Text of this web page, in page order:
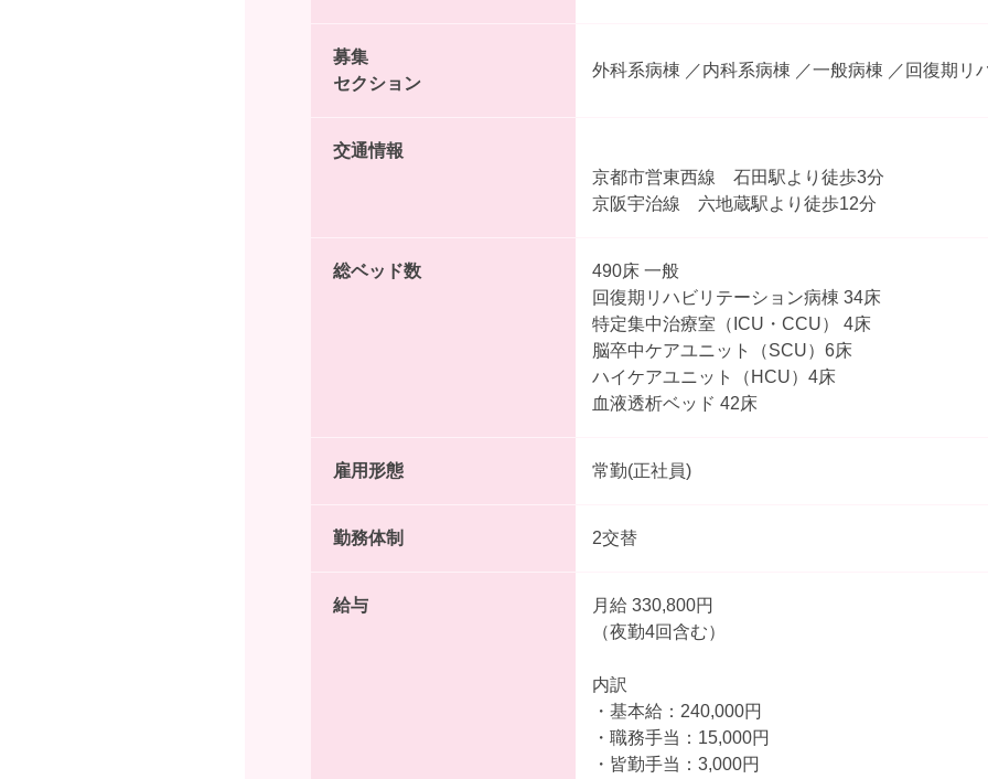
募集
セクション
外科系病棟 ／内科系病棟 ／一般病棟
交通情報
京都市営東西線 石田駅より徒歩3分
京阪宇治線 六地蔵駅より徒歩12分
総ベッド数
490床 一般
回復期リハビリテーション病棟 34床
特定集中治療室（ICU・CCU） 4床
脳卒中ケアユニット（SCU）6床
ハイケアユニット（HCU）4床
血液透析ベッド 42床
雇用形態 常勤(正社員)
勤務体制 2交替
給与
月給 330,800円
（夜勤4回含む）
内訳
・基本給：240,000円
・職務手当：15,000円
・皆勤手当：3,000円